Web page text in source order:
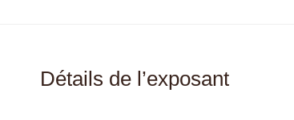
Détails de l’exposant